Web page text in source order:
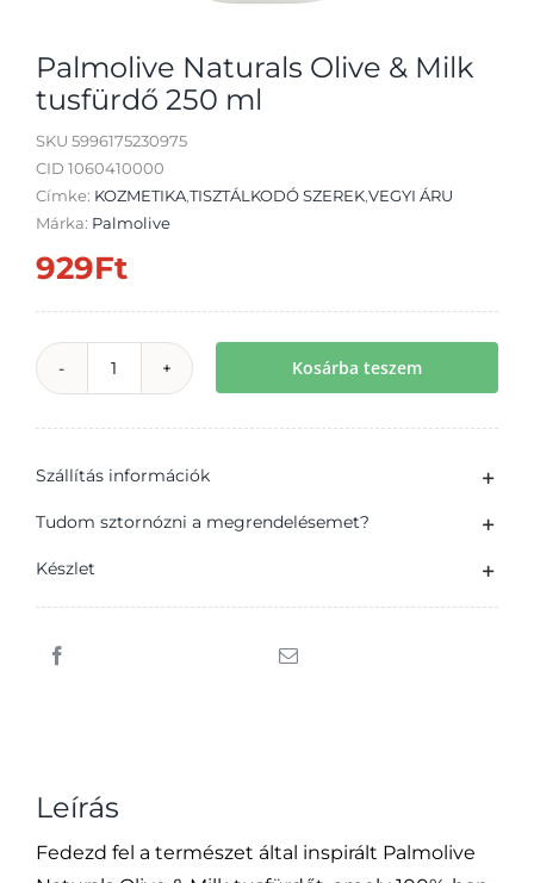
Palmolive Naturals Olive & Milk
tusfürdő 250 ml
SKU 5996175230975
CID 1060410000
Címke: KOZMETIKA,TISZTÁLKODÓ SZEREK,VEGYI ÁRU
Márka: Palmolive
929Ft
Palmolive
&
Milk
Kosárba teszem
Szállítás információk
Tudom sztornózni a megrendelésemet?
Készlet
Leírás
Fedezd fel a természet által inspirált Palmolive